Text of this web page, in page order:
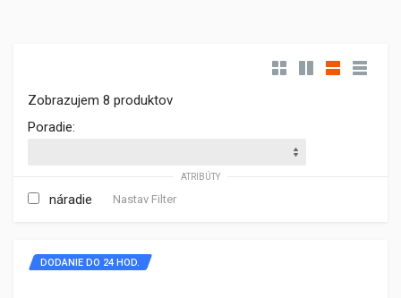
Zobrazujem 8 produktov
Poradie:
ATRIBÚTY
náradie Nastav Filter
DODANIE DO 24 HOD.